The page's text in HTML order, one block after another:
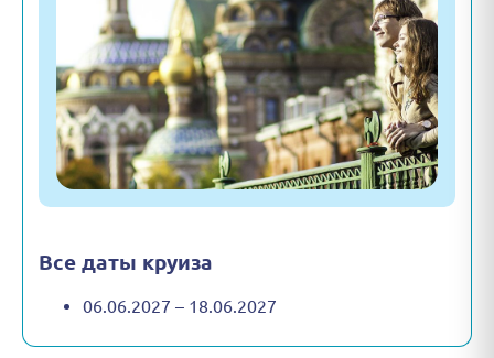
Все даты круиза
06.06.2027 – 18.06.2027